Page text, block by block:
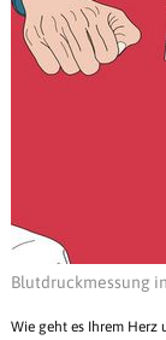
Blutdruckmessung
Wie geht es Ihrem